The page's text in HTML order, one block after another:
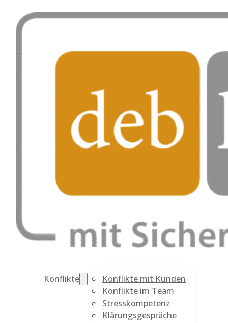
Konflikte
Konflikte mit Kunden
Konflikte im Team
Stresskompetenz
Klärungsgespräche